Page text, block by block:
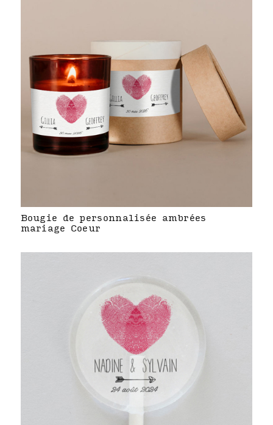
Bougie de personnalisée ambrées
mariage Coeur